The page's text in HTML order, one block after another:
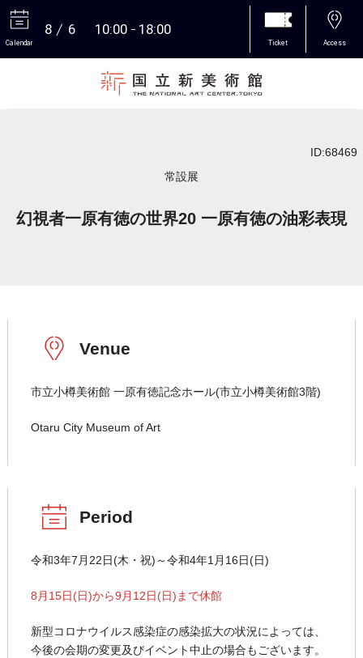
Calendar
8 6 10:00 18:00
Ticket Access
ID:68469
常設展
幻視者一原有徳の世界20 一原有徳の油彩表現
Venue
市立小樽美術館 一原有徳記念ホール(市立小樽美術館3階)
Otaru City Museum of Art
Period
令和3年7月22日(木・祝)～令和4年1月16日(日)
8月15日(日)から9月12日(日)まで休館
新型コロナウイルス感染症の感染拡大の状況によっては、
今後の会期の変更及びイベント中止の場合もございます。